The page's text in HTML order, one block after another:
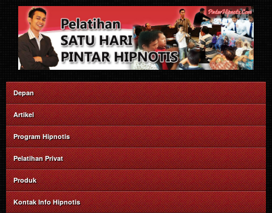
Depan
Artikel
Program Hipnotis
Pelatihan Privat
Produk
Kontak Info Hipnotis